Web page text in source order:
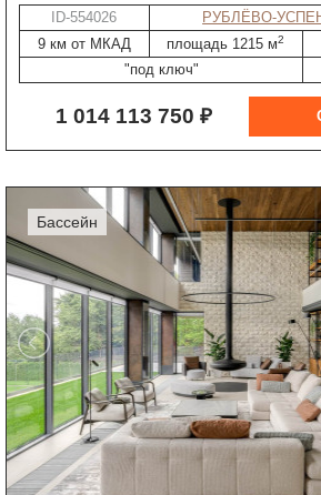
ID-554026
РУБЛЁВО-
9 км от МКАД
площадь 1215 м2
"под ключ"
1 014 113 750 ₽
бассейн